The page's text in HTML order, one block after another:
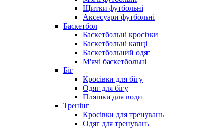
Щитки футбольні
Аксесуари футбольні
Баскетбол
Баскетбольні кросівки
Баскетбольні капці
Баскетбольний одяг
М'ячі баскетбольні
Біг
Кросівки для бігу
Одяг для бігу
Пляшки для води
Тренінг
Кросівки для тренувань
Одяг для тренувань